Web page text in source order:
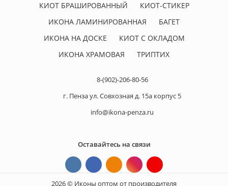
КИОТ БРАШИРОВАННЫЙ
КИОТ-СТИКЕР
ИКОНА ЛАМИНИРОВАННАЯ
БАГЕТ
ИКОНА НА ДОСКЕ
КИОТ С ОКЛАДОМ
ИКОНА ХРАМОВАЯ
ТРИПТИХ
8-(902)-206-80-56
г. Пенза ул. Совхозная д. 15а корпус 5
info@ikona-penza.ru
Оставайтесь на связи
2026 © Иконы оптом от производителя